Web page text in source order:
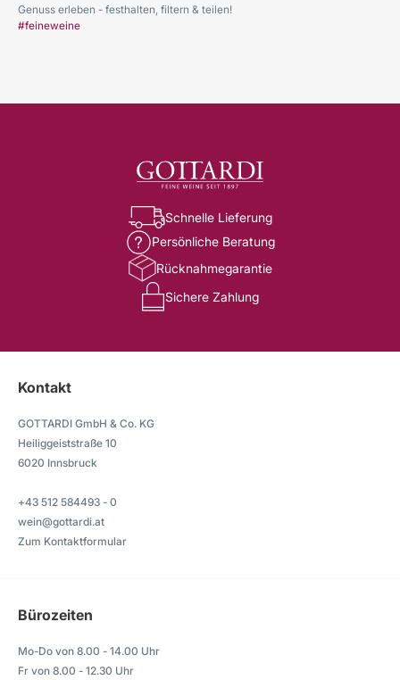
Genuss erleben - festhalten, filtern & teilen!
#feineweine
Schnelle Lieferung
Persönliche Beratung
Rücknahmegarantie
Sichere Zahlung
Kontakt
GOTTARDI GmbH & Co. KG
Heiliggeiststraße 10
6020 Innsbruck
+43 512 584493 - 0
wein@gottardi.at
Zum Kontaktformular
Bürozeiten
Mo-Do von 8.00 - 14.00 Uhr
Fr von 8.00 - 12.30 Uhr